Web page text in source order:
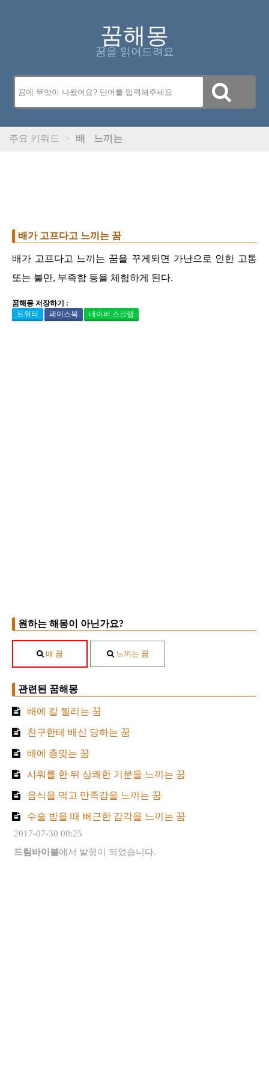
꿈해몽
꿈을 읽어드려요
주요 키워드 > 배 느끼는
배가 고프다고 느끼는 꿈
배가 고프다고 느끼는 꿈을 꾸게되면 가난으로 인한 고통
또는 불만, 부족함 등을 체험하게 된다.
꿈해몽 저장하기 :
트위터
페이스북 네이버 스크랩
원하는 해몽이 아닌가요?
배 꿈 느끼는 꿈
관련된 꿈해몽
배에 칼 찔리는 꿈
친구한테 배신 당하는 꿈
배에 총맞는 꿈
샤워를 한 뒤 상쾌한 기분을 느끼는 꿈
음식을 먹고 만족감을 느끼는 꿈
수술 받을 때 뻐근한 감각을 느끼는 꿈
2017-07-30 00:25
드림바이블에서 발행이 되었습니다.